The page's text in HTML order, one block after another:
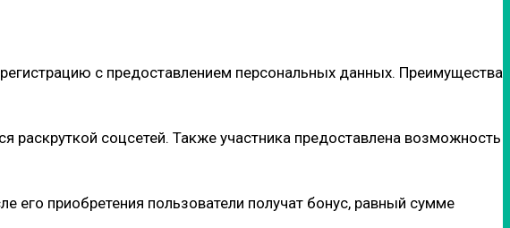
с предоставлением персональных данных. Преимущества
раскруткой соцсетей. Также участника предоставлена возможность
его приобретения пользователи получат бонус, равный сумме